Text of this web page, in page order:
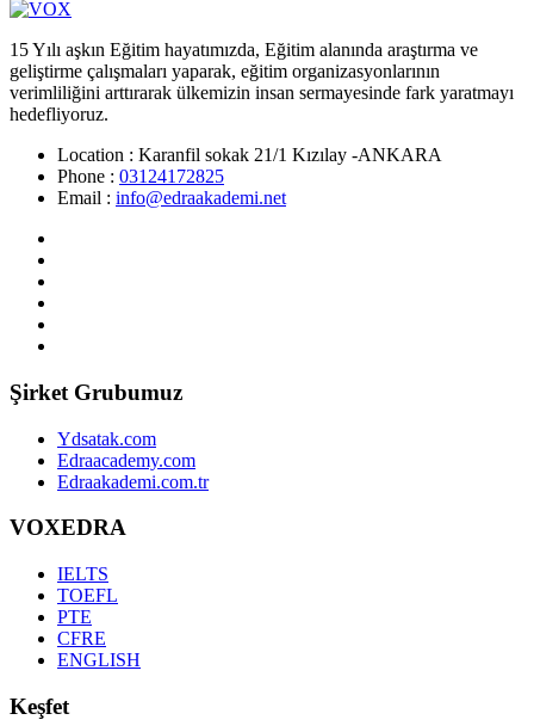
15 Yılı aşkın Eğitim hayatımızda, Eğitim alanında araştırma ve
geliştirme çalışmaları yaparak, eğitim organizasyonlarının
verimliliğini arttırarak ülkemizin insan sermayesinde fark yaratmayı
hedefliyoruz.
Location : Karanfil sokak 21/1 Kızılay -ANKARA
Phone : 03124172825
Email : info@edraakademi.net
Şirket Grubumuz
Ydsatak.com
Edraacademy.com
Edraakademi.com.tr
VOXEDRA
IELTS
TOEFL
PTE
CFRE
ENGLISH
Keşfet